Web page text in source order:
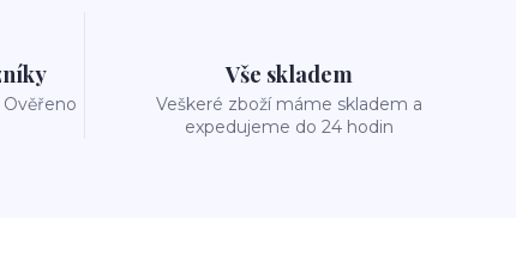
Vše skladem
Veškeré zboží máme skladem a
expedujeme do 24 hodin